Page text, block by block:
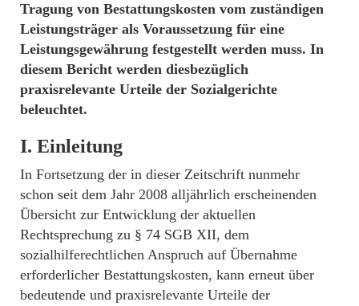
Tragung von Bestattungskosten vom zuständigen
Leistungsträger als Voraussetzung für eine
Leistungsgewährung festgestellt werden muss. In
diesem Bericht werden diesbezüglich
praxisrelevante Urteile der Sozialgerichte
beleuchtet.
I. Einleitung
In Fortsetzung der in dieser Zeitschrift nunmehr
schon seit dem Jahr 2008 alljährlich erscheinenden
Übersicht zur Entwicklung der aktuellen
Rechtsprechung zu § 74 SGB XII, dem
sozialhilferechtlichen Anspruch auf Übernahme
erforderlicher Bestattungskosten, kann erneut über
bedeutende und praxisrelevante Urteile der